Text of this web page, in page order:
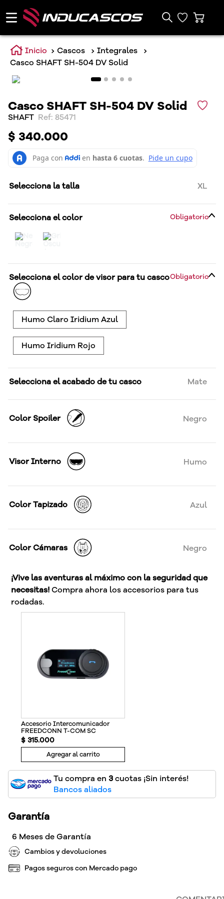
Cascos
Integrales
Casco SHAFT SH-504 DV Solid
Casco SHAFT SH-504 DV Solid
SHAFT : 85471
$ 340.000
Selecciona el color Obligatorio
Selecciona la talla XL
Selecciona el color de visor para tu cascoObligatorio
Humo Claro Iridium Azul
Humo Iridium Rojo
Selecciona el acabado de tu casco Mate
Color Spoiler Negro
Visor Interno Humo
Color Tapizado Azul
Color Cámaras Negro
¡Vive las aventuras al máximo con la seguridad que
necesitas!Compra ahora los accesorios para tus
rodadas.
Accesorio Intercomunicador
FREEDCONN T-COM SC
$ 315.000
Agregar al carrito
Tu compra en 3cuotas ¡Sin interés!
Bancos aliados
Garantía
6 Meses de Garantía
Cambios y devoluciones
Pagos seguros con Mercado pago